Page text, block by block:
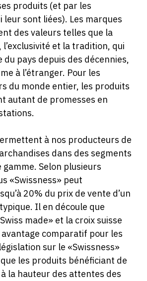
produits (et par les
leur sont liées). Les marques
des valeurs telles que la
l’exclusivité et la tradition, qui
du pays depuis des décennies,
à l’étranger. Pour les
du monde entier, les produits
autant de promesses en
à nos producteurs de
dans des segments
Selon plusieurs
«Swissness» peut
20% du prix de vente d’un
Il en découle que
made» et la croix suisse
comparatif pour les
sur le «Swissness»
les produits bénéficiant de
la hauteur des attentes des